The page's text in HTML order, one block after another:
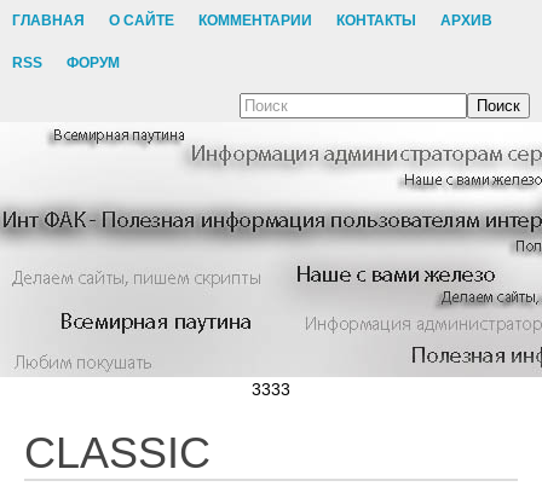
ГЛАВНАЯ О САЙТЕ КОММЕНТАРИИ КОНТАКТЫ АРХИВ
RSS ФОРУМ
Поиск
3333
CLASSIC